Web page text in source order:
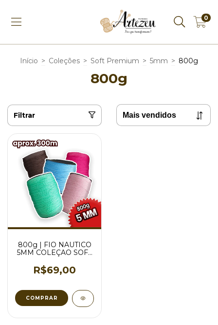
0
Início > Coleções > Soft Premium > 5mm > 800g
800g
Filtrar
800g | FIO NAUTICO
5MM COLEÇAO SOFT
POLIÉSTER - VARIAS
CORES
R$69,00
COMPRAR